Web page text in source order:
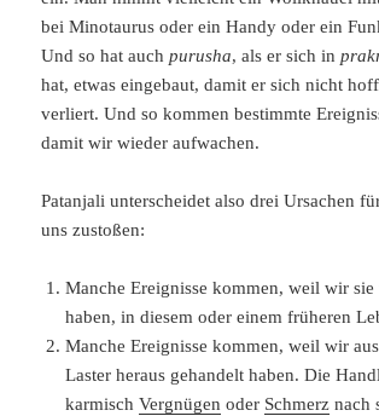
bei Minotaurus oder ein Handy oder ein
Und so hat auchpurusha, als er sich in
hat, etwas eingebaut, damit er sich nicht
verliert. Und so kommen bestimmte
damit wir wieder aufwachen.
Patanjali unterscheidet also drei Ursachen
uns zustoßen:
Manche Ereignisse kommen, weil wir sie
haben, in diesem oder einem früheren
Manche Ereignisse kommen, weil wir
Laster heraus gehandelt haben. Die
karmischVergnügen oder Schmerz nach